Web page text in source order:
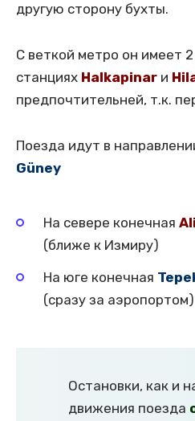
другую сторону бухты.
С веткой метро он имеет
станциях Halkapinar и
предпочтительней, т.к.
Поезда идут в
Güney
На севере конечная
(ближе к Измиру)
На юге конечная
(сразу за аэропортом)
Остановки, как и
движения поезда